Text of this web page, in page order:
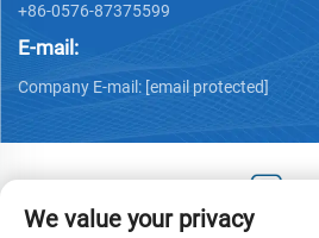
+86-0576-87375599
E-mail:
Company E-mail: [email protected]
We value your privacy